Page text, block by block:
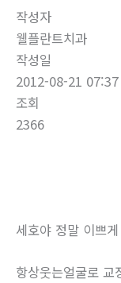
작성자
웰플란트치과
작성일
2012-08-21 07:37
조회
2366
세호야 정말 이쁘
항상웃는얼굴로 교